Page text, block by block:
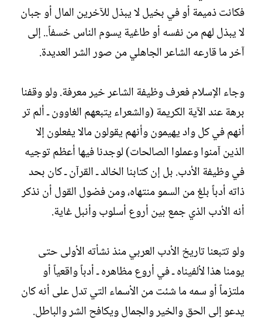
فكانت ذميمة أو في بخيل لا يبذل للآخرين المال أو جبان
لا يبذل لهم من نفسه أو طاغية يسوم الناس خسفاً.. إلى
آخر ما قارعه الشاعر الجاهلي من صور الشر العديدة.‏
وجاء الإسلام فعرف وظيفة الشاعر خير معرفة. ولو وقفنا
برهة عند الآية الكريمة (والشعراء يتبعهم الغاوون ـ ألم تر
أنهم في كل واد يهيمون وأنهم يقولون مالا يفعلون إلا
الذين آمنوا وعملوا الصالحات) لوجدنا فيها أعظم توجيه
في وظيفة الأدب. بل إن كتابنا الخالد ـ القرآن ـ كان بحد
ذاته أدباً بلغ من السمو منتهاه، ومن فضول القول أن نذكر
أنه الأدب الذي جمع بين أروع أسلوب وأنبل غاية.‏
ولو تتبعنا تاريخ الأدب العربي منذ نشأته الأولى حتى
يومنا هذا لألفيناه ـ في أروع مظاهره ـ أدباً واقعياً أو
ملتزماً أو سمه ما شئت من الأسماء التي تدل على أنه كان
يدعو إلى الحق والخير والجمال ويكافح الشر والباطل.